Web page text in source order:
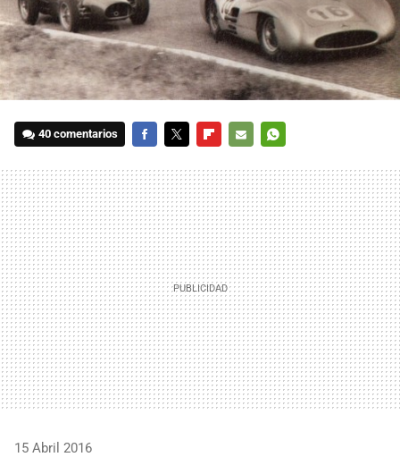
40 comentarios
MAIL
15 Abril 2016